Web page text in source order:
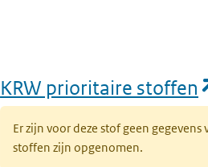
KRW prioritaire stoffen
Er zijn voor deze stof geen
stoffen zijn opgenomen.